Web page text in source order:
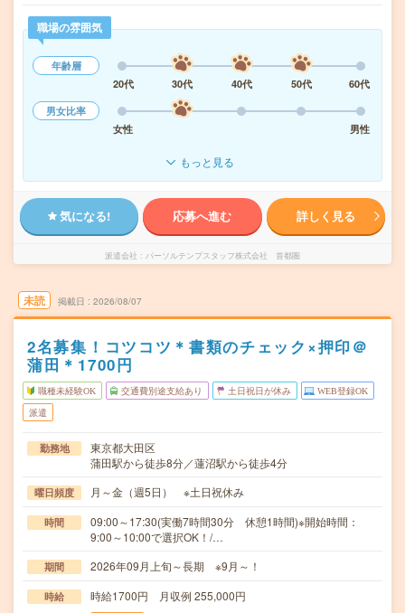
職場の雰囲気
年齢層
20代
30代 40代 50代
60代
男女比率
女性
男性
もっと見る
気になる! 応募へ進む 詳しく見る
派遣会社 パーソルテンプスタッフ株式会社 首都圏
未読 掲載日 2026/08/07
2名募集！コツコツ＊書類のチェック×押印＠
蒲田＊1700円
職種未経験OK 交通費別途支給あり 土日祝日が休み WEB登録OK
派遣
勤務地
東京都大田区
蒲田駅から徒歩8分／蓮沼駅から徒歩4分
曜日頻度 月～金（週5日） ※土日祝休み
時間
09:00～17:30(実働7時間30分 休憩1時間)※開始時間：
9:00～10:00で選択OK！/…
期間 2026年09月上旬～長期 ※9月～！
時給 時給1700円 月収例 255,000円